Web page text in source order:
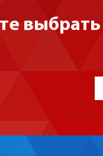
выбрать